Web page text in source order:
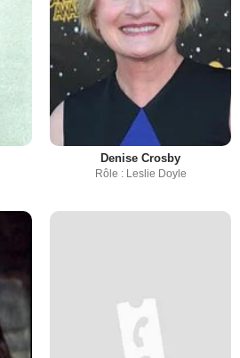
Denise Crosby
Rôle : Leslie Doyle